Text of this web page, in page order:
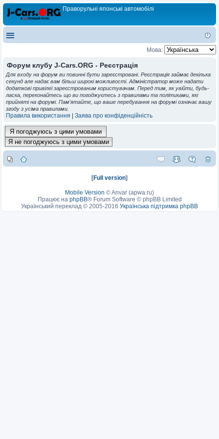
Праворульні японські автомобілі
Мова:
Форум клубу J-Cars.ORG - Реєстрація
Для входу на форум ви повинні бути зареєстровані. Реєстрація займає декілька
секунд але надає вам більш широкі можливості. Адміністратор може надати
додаткові привілеї зареєстрованим користувачам. Перед тим, як увійти, будь-
ласка, переконайтесь що ви погоджуєтесь з правилами та політиками, які
прийняті на форумі. Пам'ятайте, що ваше перебування на форумі означає вашу
згоду з усіма правилами.
Правила використання Заява про конфіденційність
[Full version]
Mobile Version ©Anvar (apwa.ru)
Працює на phpBB® Forum Software © phpBB Limited
Український переклад © 2005-2016 Українська підтримка phpBB